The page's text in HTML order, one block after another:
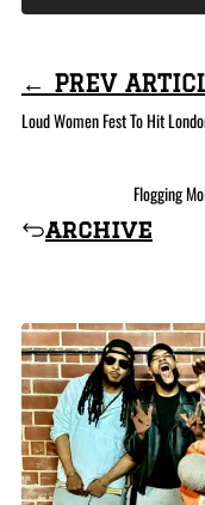
← PREV
Loud Women Fest To Hit
archive
Flogging